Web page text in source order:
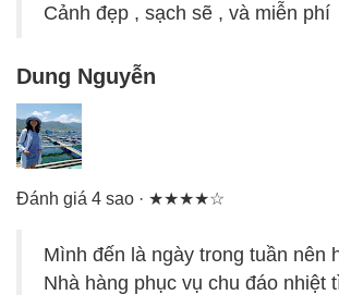
Cảnh đẹp , sạch sẽ , và miễn phí
Dung Nguyễn
Đánh giá 4 sao · ★★★★☆
Mình đến là ngày trong tuần nên
Nhà hàng phục vụ chu đáo nhiệt